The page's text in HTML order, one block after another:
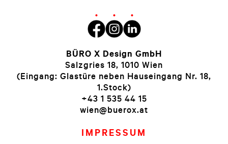
BÜRO X Design GmbH
Salzgries 18, 1010 Wien
(Eingang: Glastüre neben Hauseingang Nr. 18,
1.Stock)
+43 1 535 44 15
wien@buerox.at
IMPRESSUM